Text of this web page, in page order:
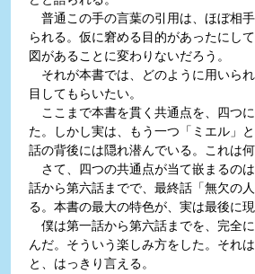
普通この手の言葉の引用は、ほぼ相
られる。仮に窘める目的があったにし
図があることに変わりないだろう。
それが本書では、どのように用いら
目してもらいたい。
ここまで本書を貫く共通点を、四つ
た。しかし実は、もう一つ「ミエル」
話の背後には隠れ潜んでいる。これは何
さて、四つの共通点が当て嵌まるの
話から第六話までで、最終話「無欠の
る。本書の最大の特色が、実は最後に現
僕は第一話から第六話までを、完全
んだ。そういう楽しみ方をした。それ
と、はっきり言える。